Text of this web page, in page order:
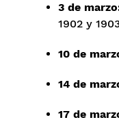
3 de
1902 y
10 de
14 de
17 de